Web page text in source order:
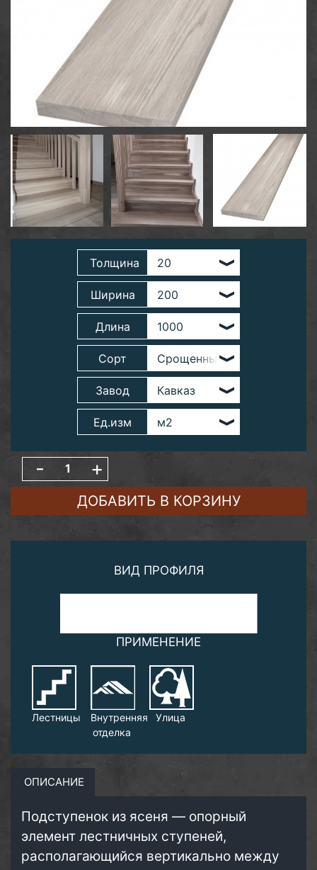
Толщина
Ширина
Длина
Сорт
Завод
Ед.изм
- +
ДОБАВИТЬ В КОРЗИНУ
ВИД ПРОФИЛЯ
ПРИМЕНЕНИЕ
Лестницы
Внутренняя
отделка
Улица
ОПИСАНИЕ
Подступенок из ясеня — опорный
элемент лестничных ступеней,
располагающийся вертикально между